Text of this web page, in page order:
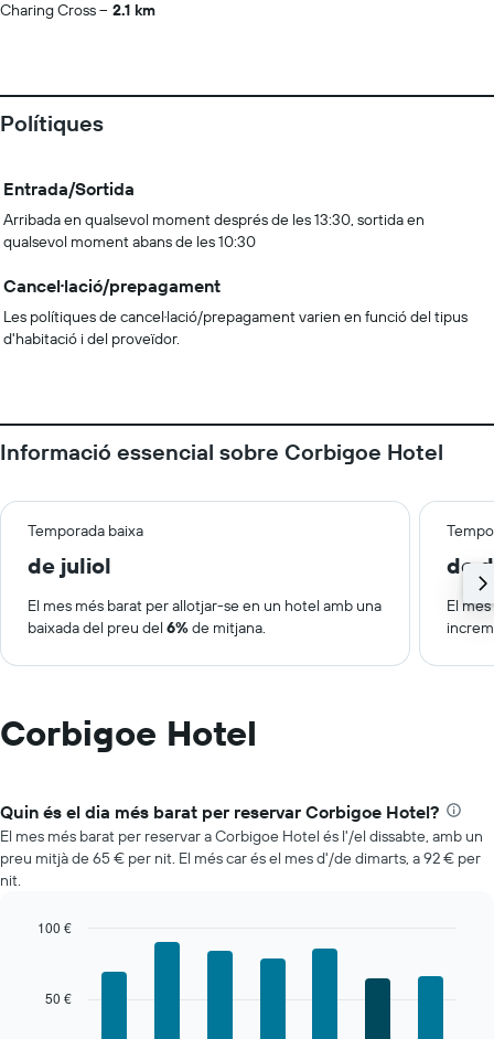
Charing Cross
2.1 km
Polítiques
Entrada/Sortida
Arribada en qualsevol moment després de les 13:30, sortida en
qualsevol moment abans de les 10:30
Cancel·lació/prepagament
Les polítiques de cancel·lació/prepagament varien en funció del tipus
d'habitació i del proveïdor.
Informació essencial sobre Corbigoe Hotel
Temporada baixa
de juliol de
El mes més barat per allotjar-se en un hotel amb una
baixada del preu del 6%de mitjana.
El
Corbigoe Hotel
Quin és el dia més barat per reservar Corbigoe Hotel?
El mes més barat per reservar a Corbigoe Hotel és l'/el dissabte, amb un
preu mitjà de 65 € per nit. El més car és el mes d'/de dimarts, a 92 € per
nit.
50 €
100 €